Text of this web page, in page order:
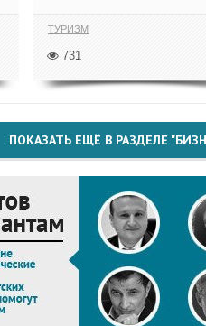
ТУРИЗМ
731
ПОКАЗАТЬ ЕЩЁ В РАЗДЕЛЕ